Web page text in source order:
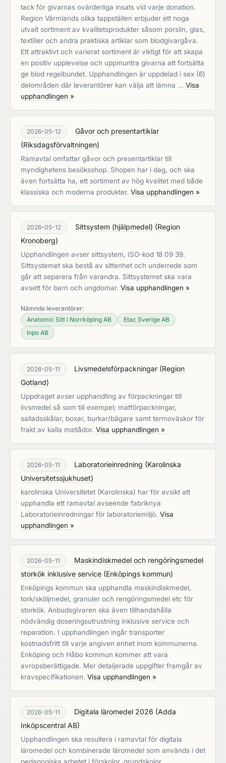
tack för givarnas ovärderliga insats vid varje donation.
Region Värmlands olika tappställen erbjuder ett noga
utvalt sortiment av kvalitetsprodukter såsom porslin, glas,
textilier och andra praktiska artiklar som blodgivargåva.
Ett attraktivt och varierat sortiment är viktigt för att skapa
en positiv upplevelse och uppmuntra givarna att fortsätta
ge blod regelbundet. Upphandlingen är uppdelad i sex (6)
delområden där leverantörer kan välja att lämna … Visa
upphandlingen »
2026-05-12
Gåvor och presentartiklar
(Riksdagsförvaltningen)
Ramavtal omfattar gåvor och presentartiklar till
myndighetens besöksshop. Shopen har i dag, och ska
även fortsätta ha, ett sortiment av hög kvalitet med både
klassiska och moderna produkter. Visa upphandlingen »
2026-05-12 Sittsystem (hjälpmedel) (Region
Kronoberg)
Upphandlingen avser sittsystem, ISO-kod 18 09 39.
Sittsystemet ska bestå av sittenhet och underrede som
går att separera från varandra. Sittsystemet ska vara
avsett för barn och ungdomar. Visa upphandlingen »
Nämnda leverantörer:
Anatomic Sitt i Norrköping AB
Etac Sverige AB
Inpo AB
2026-05-11 Livsmedelsförpackningar (Region
Gotland)
Uppdraget avser upphandling av förpackningar till
livsmedel så som till exempel; matförpackningar,
salladsskålar, boxar, burkar/bägare samt termoväskor för
frakt av kalla matlådor. Visa upphandlingen »
2026-05-11 Laboratorieinredning (Karolinska
Universitetssjukhuset)
karolinska Universitetet (Karolinska) har för avsikt att
upphandla ett ramavtal avseende fabriknya
Laboratorieinredningar för laboratoriemiljö. Visa
upphandlingen »
2026-05-11
Maskindiskmedel och rengöringsmedel
storkök inklusive service (Enköpings kommun)
Enköpings kommun ska upphandla maskindiskmedel,
tork/sköljmedel, granuler och rengöringsmedel etc för
storkök. Anbudsgivaren ska även tillhandahålla
nödvändig doseringsutrustning inklusive service och
reparation. I upphandlingen ingår transporter
kostnadsfritt till varje angiven enhet inom kommunerna.
Enköping och Håbo kommun kommer att vara
avropsberättigade. Mer detaljerade uppgifter framgår av
kravspecifikationen. Visa upphandlingen »
2026-05-11 Digitala läromedel 2026 (Adda
Inköpscentral AB)
Upphandlingen ska resultera i ramavtal för digitala
läromedel och kombinerade läromedel som används i det